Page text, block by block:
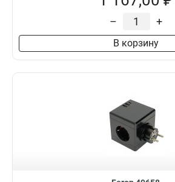
– +
В корзину